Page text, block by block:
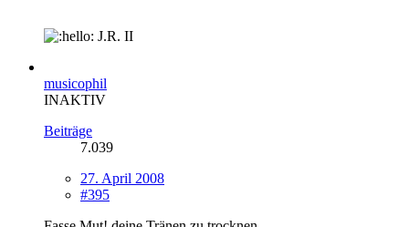
J.R. II
musicophil
INAKTIV
Beiträge
7.039
27. April 2008
#395